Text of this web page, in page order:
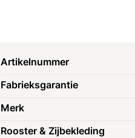
Artikelnummer
Fabrieksgarantie
Merk
Rooster & Zijbekleding